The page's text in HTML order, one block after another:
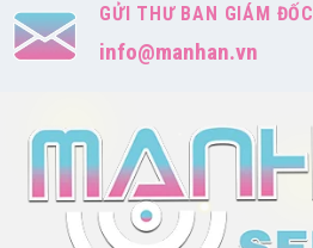
GỬI THƯ BAN GIÁM ĐỐC
info@manhan.vn